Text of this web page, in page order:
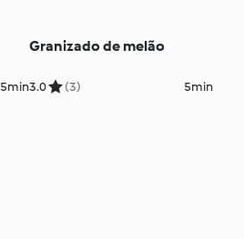
5min
Granizado de melão
3.0 (3) 5min